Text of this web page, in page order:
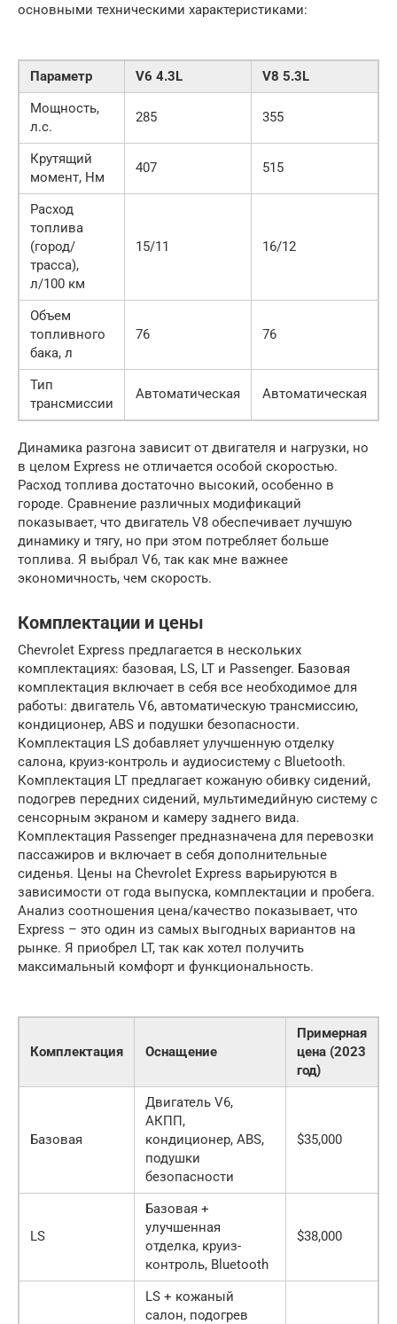
основными техническими характеристиками:
Параметр V6 4.3L V8 5.3L
Мощность,
л.с.
285 355
Крутящий
момент, Нм
407 515
Расход
топлива
(город/
трасса),
л/100 км
15/11 16/12
Объем
топливного
бака, л
76 76
Тип
трансмиссии
Автоматическая Автоматическая
Динамика разгона зависит от двигателя и нагрузки, но
в целом Express не отличается особой скоростью.
Расход топлива достаточно высокий, особенно в
городе. Сравнение различных модификаций
показывает, что двигатель V8 обеспечивает лучшую
динамику и тягу, но при этом потребляет больше
топлива. Я выбрал V6, так как мне важнее
экономичность, чем скорость.
Комплектации и цены
Chevrolet Express предлагается в нескольких
комплектациях: базовая, LS, LT и Passenger. Базовая
комплектация включает в себя все необходимое для
работы: двигатель V6, автоматическую трансмиссию,
кондиционер, ABS и подушки безопасности.
Комплектация LS добавляет улучшенную отделку
салона, круиз-контроль и аудиосистему с Bluetooth.
Комплектация LT предлагает кожаную обивку сидений,
подогрев передних сидений, мультимедийную систему с
сенсорным экраном и камеру заднего вида.
Комплектация Passenger предназначена для перевозки
пассажиров и включает в себя дополнительные
сиденья. Цены на Chevrolet Express варьируются в
зависимости от года выпуска, комплектации и пробега.
Анализ соотношения цена/качество показывает, что
Express – это один из самых выгодных вариантов на
рынке. Я приобрел LT, так как хотел получить
максимальный комфорт и функциональность.
Комплектация Оснащение
Примерная
цена (2023
год)
Базовая
Двигатель V6,
АКПП,
кондиционер, ABS,
подушки
безопасности
$35,000
LS
Базовая +
улучшенная
отделка, круиз-
контроль, Bluetooth
$38,000
LS + кожаный
салон, подогрев